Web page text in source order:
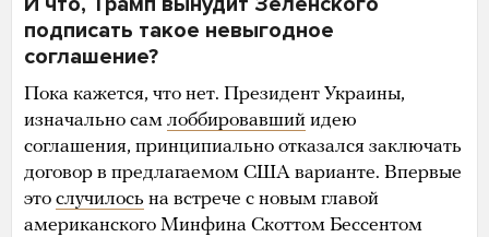
подписать такое невыгодное
соглашение?
Пока кажется, что нет. Президент Украины,
изначально сам лоббировавший идею
соглашения, принципиально отказался заключать
договор в предлагаемом США варианте. Впервые
это случилось на встрече с новым главой
американского Минфина Скоттом Бессентом